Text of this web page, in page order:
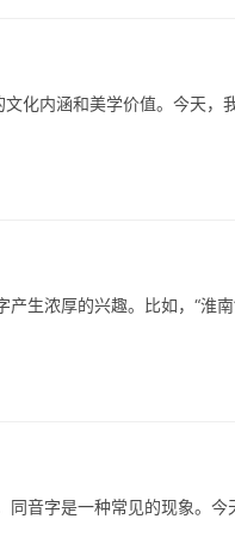
化内涵和美学价值。今天，
浓厚的兴趣。比如，“淮南
字是一种常见的现象。今